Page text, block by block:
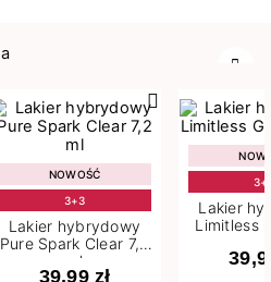
NOWOŚĆ
3+3
Lakier hybrydowy
Pure Spark Clear 7,2
ml
39,99 zł
Lakier
Limitless